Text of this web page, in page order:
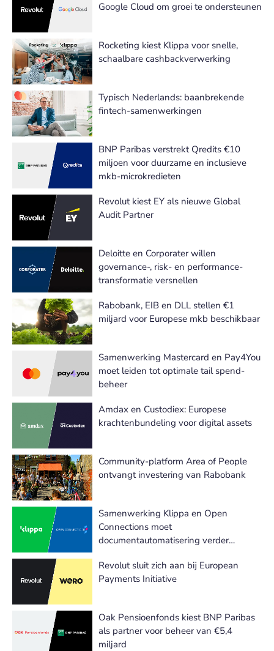
Google Cloud om groei te ondersteunen
Rocketing kiest Klippa voor snelle,
schaalbare cashbackverwerking
Typisch Nederlands: baanbrekende
fintech-samenwerkingen
BNP Paribas verstrekt Qredits €10
miljoen voor duurzame en inclusieve
mkb-microkredieten
Revolut kiest EY als nieuwe Global
Audit Partner
Deloitte en Corporater willen
governance-, risk- en performance-
transformatie versnellen
Rabobank, EIB en DLL stellen €1
miljard voor Europese mkb beschikbaar
Samenwerking Mastercard en Pay4You
moet leiden tot optimale tail spend-
beheer
Amdax en Custodiex: Europese
krachtenbundeling voor digital assets
Community-platform Area of People
ontvangt investering van Rabobank
Samenwerking Klippa en Open
Connections moet
documentautomatisering verder
Revolut sluit zich aan bij European
Payments Initiative
Oak Pensioenfonds kiest BNP Paribas
als partner voor beheer van €5,4
miljard